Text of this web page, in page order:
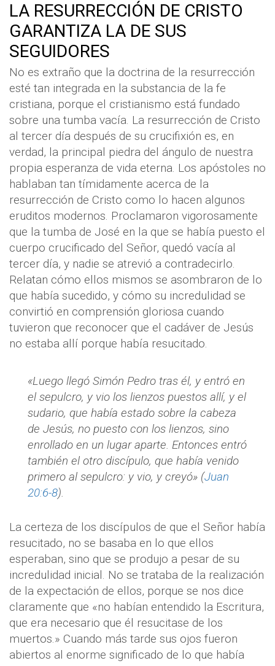
LA RESURRECCIÓN DE CRISTO
GARANTIZA LA DE SUS
SEGUIDORES
No es extraño que la doctrina de la resurrección
esté tan integrada en la substancia de la fe
cristiana, porque el cristianismo está fundado
sobre una tumba vacía. La resurrección de Cristo
al tercer día después de su crucifixión es, en
verdad, la principal piedra del ángulo de nuestra
propia esperanza de vida eterna. Los apóstoles no
hablaban tan tímidamente acerca de la
resurrección de Cristo como lo hacen algunos
eruditos modernos. Proclamaron vigorosamente
que la tumba de José en la que se había puesto el
cuerpo crucificado del Señor, quedó vacía al
tercer día, y nadie se atrevió a contradecirlo.
Relatan cómo ellos mismos se asombraron de lo
que había sucedido, y cómo su incredulidad se
convirtió en comprensión gloriosa cuando
tuvieron que reconocer que el cadáver de Jesús
no estaba allí porque había resucitado.
«Luego llegó Simón Pedro tras él, y entró en
el sepulcro, y vio los lienzos puestos allí, y el
sudario, que había estado sobre la cabeza
de Jesús, no puesto con los lienzos, sino
enrollado en un lugar aparte. Entonces entró
también el otro discípulo, que había venido
primero al sepulcro: y vio, y creyó» (Juan
20:6-8).
La certeza de los discípulos de que el Señor había
resucitado, no se basaba en lo que ellos
esperaban, sino que se produjo a pesar de su
incredulidad inicial. No se trataba de la realización
de la expectación de ellos, porque se nos dice
claramente que «no habían entendido la Escritura,
que era necesario que él resucitase de los
muertos.» Cuando más tarde sus ojos fueron
abiertos al enorme significado de lo que había